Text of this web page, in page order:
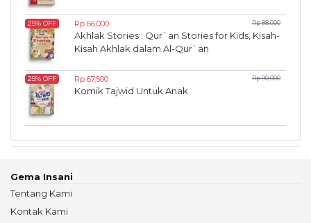
25% OFF Rp 66,000 Rp 88,000
Akhlak Stories : Qur`an Stories for Kids, Kisah-
Kisah Akhlak dalam Al-Qur`an
25% OFF Rp 67,500 Rp 90,000
Komik Tajwid Untuk Anak
Gema Insani
Tentang Kami
Kontak Kami